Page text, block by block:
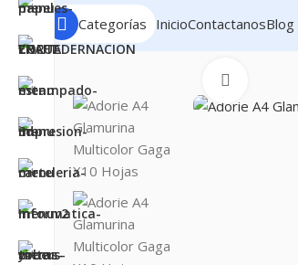
Categorías InicioContactanosBlog
Inicio PAPELES